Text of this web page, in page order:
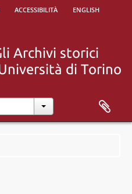
accessibilità
english